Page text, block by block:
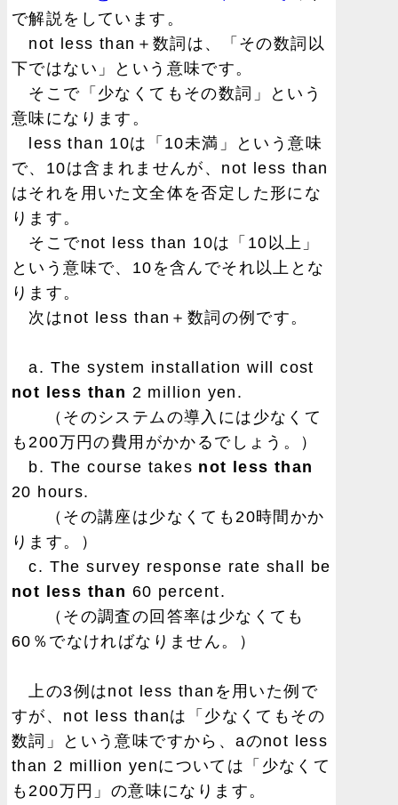
で解説をしています。
not less than＋数詞は、「その数詞以
下ではない」という意味です。
そこで「少なくてもその数詞」という
意味になります。
less than 10は「10未満」という意味
で、10は含まれませんが、not less than
はそれを用いた文全体を否定した形にな
ります。
そこでnot less than 10は「10以上」
という意味で、10を含んでそれ以上とな
ります。
次はnot less than＋数詞の例です。
a. The system installation will cost
not less than 2 million yen.
（そのシステムの導入には少なくて
も200万円の費用がかかるでしょう。）
b. The course takes not less than
20 hours.
（その講座は少なくても20時間かか
ります。）
c. The survey response rate shall be
not less than 60 percent.
（その調査の回答率は少なくても
60％でなければなりません。）
上の3例はnot less thanを用いた例で
すが、not less thanは「少なくてもその
数詞」という意味ですから、aのnot less
than 2 million yenについては「少なくて
も200万円」の意味になります。